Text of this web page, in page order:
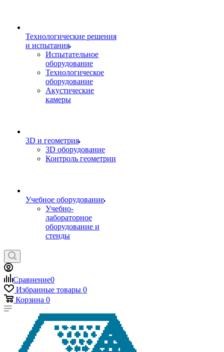
Технологические решения
и испытания
Испытательное
оборудование
Технологическое
оборудование
Акустические
камеры
3D и геометрия
3D оборудование
Контроль геометрии
Учебное оборудование
Учебно-
лабораторное
оборудование и
стенды
Сравнение0
Избранные товары 0
Корзина 0